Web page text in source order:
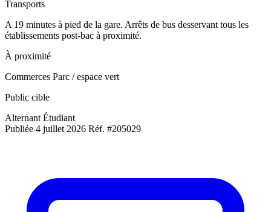
Transports
A 19 minutes à pied de la gare. Arrêts de bus desservant tous les
établissements post-bac à proximité.
À proximité
Commerces Parc / espace vert
Public cible
Alternant Étudiant
Publiée 4 juillet 2026 Réf. #205029